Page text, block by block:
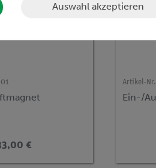
€
Artikel-
Ein-/
Auswahl akzeptieren